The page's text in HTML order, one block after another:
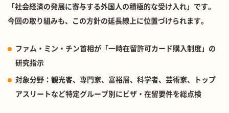
「社会経済の発展に寄与する外国人の積極的な受け入れ」です。
今回の取り組みも、この方針の延長線上に位置づけられます。
ファム・ミン・チン首相が「一時在留許可カード購入制度」の
研究指示
対象分野 ：観光客、専門家、富裕層、科学者、芸術家、トップ
アスリートなど特定グループ別にビザ・在留要件を総点検